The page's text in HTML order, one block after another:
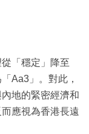
「穩定」降至
Aa3」。對此，
地的緊密經濟和
應視為香港長遠